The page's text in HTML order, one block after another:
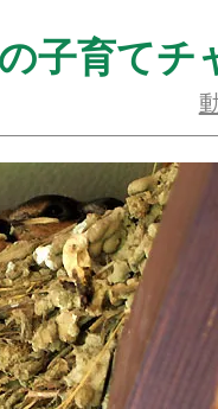
子育てチ